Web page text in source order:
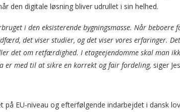
den digitale løsning bliver udrullet i sin helhed.
i den eksisterende bygningsmasse. Når beboere
det viser studier, og det viser vores erfaringer.
det om retfærdighed. I etageejendomme skal man
er med til at sikre en korrekt og fair fordeling, siger
på EU-niveau og efterfølgende indarbejdet i dansk